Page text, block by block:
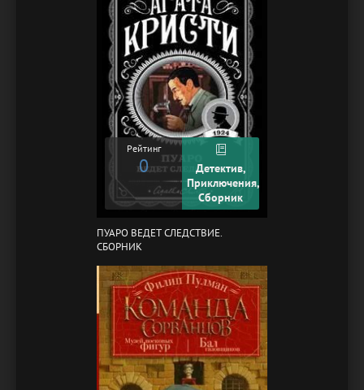
Рейтинг
0
Детектив,
Приключения,
Сборник
ПУАРО ВЕДЕТ СЛЕДСТВИЕ.
СБОРНИК